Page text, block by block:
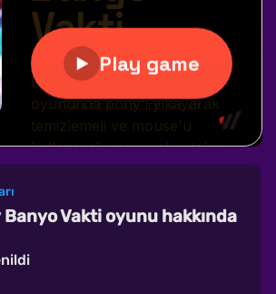
Vakti oyunu hakkında